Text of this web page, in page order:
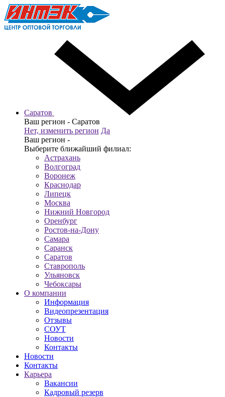
Саратов
Ваш регион - Саратов
Нет, изменить регион Да
Ваш регион -
Выберите ближайший филиал:
Астрахань
Волгоград
Воронеж
Краснодар
Липецк
Москва
Нижний Новгород
Оренбург
Ростов-на-Дону
Самара
Саранск
Саратов
Ставрополь
Ульяновск
Чебоксары
О компании
Информация
Видеопрезентация
Отзывы
СОУТ
Новости
Контакты
Новости
Контакты
Карьера
Вакансии
Кадровый резерв